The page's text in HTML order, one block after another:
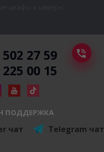
27 59
00 15
ПОДДЕРЖКА
чат Telegram чат